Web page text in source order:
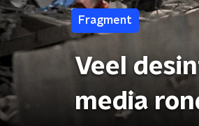
Fragment
Veel
media